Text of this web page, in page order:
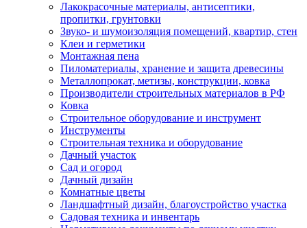
Лакокрасочные материалы, антисептики,
пропитки, грунтовки
Звуко- и шумоизоляция помещений, квартир, стен
Клеи и герметики
Монтажная пена
Пиломатериалы, хранение и защита древесины
Металлопрокат, метизы, конструкции, ковка
Производители строительных материалов в РФ
Ковка
Строительное оборудование и инструмент
Инструменты
Строительная техника и оборудование
Дачный участок
Сад и огород
Дачный дизайн
Комнатные цветы
Ландшафтный дизайн, благоустройство участка
Садовая техника и инвентарь